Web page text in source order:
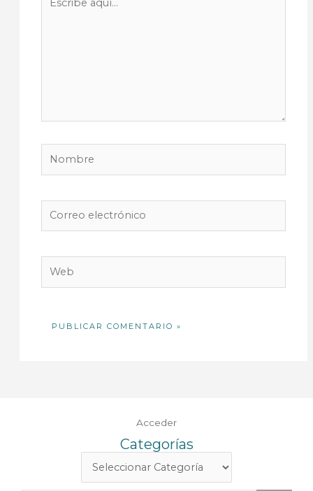
aquí...
electrónico
Acceder
Categorías